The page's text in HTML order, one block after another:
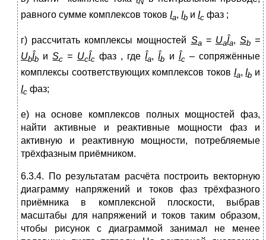
равного сумме комплексов токов Iа, Ib и Ic фаз ;
г) рассчитать комплексы мощностей Sa= UаÎa, Sb=
UbÎb иSc = UcÎcфаз , гдеÎa,Îb и Îc– сопряжённые
комплексы соответствующих комплексов токов Iа,Ib и
Ic фаз;
е) на основе комплексов полных мощностей фаз,
найти активные и реактивные мощности фаз и
активную и реактивную мощности, потребляемые
трёхфазным приёмником.
6.3.4. По результатам расчёта построить векторную
диаграмму напряжений и токов фаз трёхфазного
приёмника в комплексной плоскости, выбрав
масштабы для напряжений и токов таким образом,
чтобы рисунок с диаграммой занимал не менее